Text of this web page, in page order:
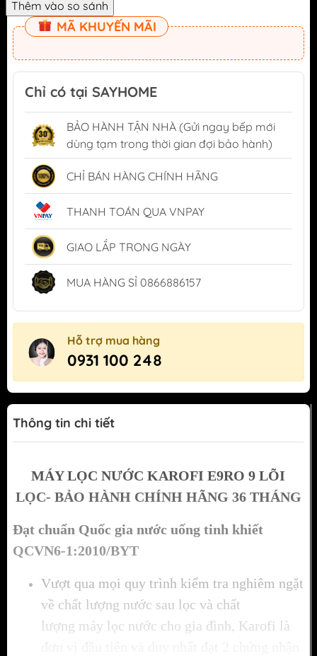
MÃ KHUYẾN MÃI
Chỉ có tại SAYHOME
BẢO HÀNH TẬN NHÀ (Gửi ngay bếp mới
dùng tạm trong thời gian đợi bảo hành)
CHỈ BÁN HÀNG CHÍNH HÃNG
THANH TOÁN QUA VNPAY
GIAO LẮP TRONG NGÀY
MUA HÀNG SỈ 0866886157
Hỗ trợ mua hàng
0931 100 248
Thông tin chi tiết
MÁY LỌC NƯỚC KAROFI E9RO 9 LÕI
LỌC- BẢO HÀNH CHÍNH HÃNG 36 THÁNG
Đạt chuẩn Quốc gia nước uống tinh khiết
QCVN6-1:2010/BYT
Vượt qua mọi quy trình kiểm tra nghiêm ngặt
về chất lượng nước sau lọc và chất
lượng máy lọc nước cho gia đình, Karofi là